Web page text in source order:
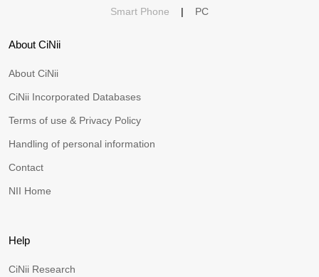
Smart Phone | PC
About CiNii
About CiNii
CiNii Incorporated Databases
Terms of use & Privacy Policy
Handling of personal information
Contact
NII Home
Help
CiNii Research